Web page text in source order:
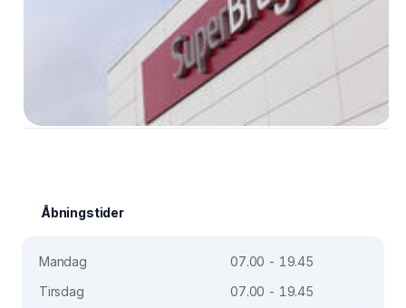
Åbningstider
Mandag
07.00 - 19.45
Tirsdag
07.00 - 19.45